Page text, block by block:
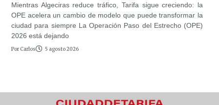
Mientras Algeciras reduce tráfico, Tarifa sigue creciendo: la
OPE acelera un cambio de modelo que puede transformar la
ciudad para siempre La Operación Paso del Estrecho (OPE)
2026 está dejando
Por Carlos 5 agosto 2026